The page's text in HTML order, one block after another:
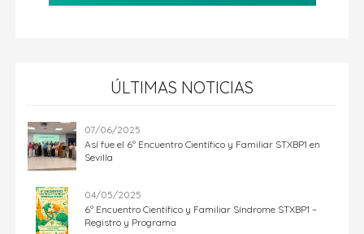
ÚLTIMAS NOTICIAS
07/06/2025
Así fue el 6º Encuentro Científico y Familiar STXBP1 en
Sevilla
04/05/2025
6º Encuentro Científico y Familiar Síndrome STXBP1 –
Registro y Programa